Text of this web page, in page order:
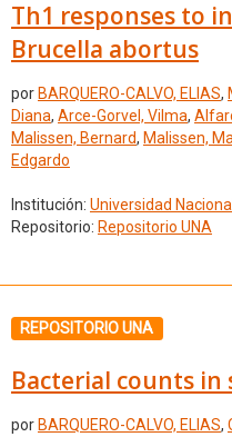
Th1 responses to
Brucella abortus
por BARQUERO-CALVO, ELIAS,
Diana, Arce-Gorvel, Vilma,
Malissen, Bernard, Malissen,
Edgardo
Institución: Universidad
Repositorio: Repositorio UNA
REPOSITORIO UNA
Bacterial counts in
por BARQUERO-CALVO, ELIAS,